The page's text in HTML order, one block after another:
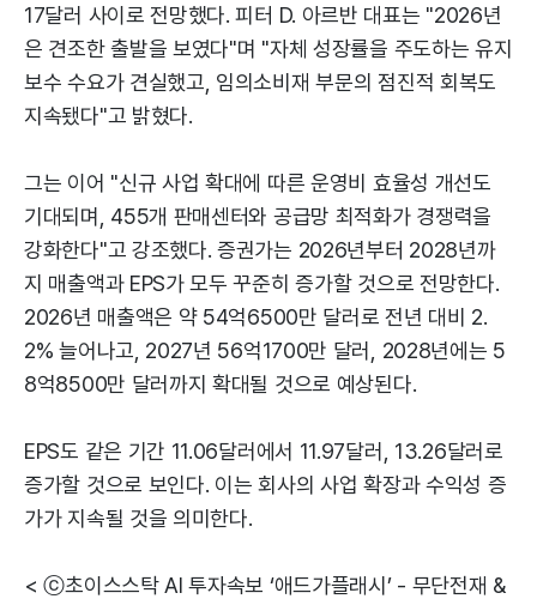
17달러 사이로 전망했다. 피터 D. 아르반 대표는 "2026년
은 견조한 출발을 보였다"며 "자체 성장률을 주도하는 유지
보수 수요가 견실했고, 임의소비재 부문의 점진적 회복도
지속됐다"고 밝혔다.
그는 이어 "신규 사업 확대에 따른 운영비 효율성 개선도
기대되며, 455개 판매센터와 공급망 최적화가 경쟁력을
강화한다"고 강조했다. 증권가는 2026년부터 2028년까
지 매출액과 EPS가 모두 꾸준히 증가할 것으로 전망한다.
2026년 매출액은 약 54억6500만 달러로 전년 대비 2.
2% 늘어나고, 2027년 56억1700만 달러, 2028년에는 5
8억8500만 달러까지 확대될 것으로 예상된다.
EPS도 같은 기간 11.06달러에서 11.97달러, 13.26달러로
증가할 것으로 보인다. 이는 회사의 사업 확장과 수익성 증
가가 지속될 것을 의미한다.
< ⓒ초이스스탁 AI 투자속보 ‘애드가플래시’ - 무단전재 &